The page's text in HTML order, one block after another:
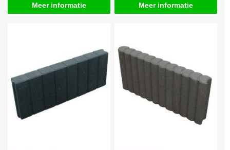
Meer informatie Meer informatie